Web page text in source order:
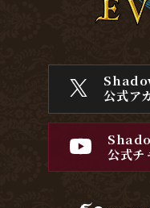
公式ア
公式チ